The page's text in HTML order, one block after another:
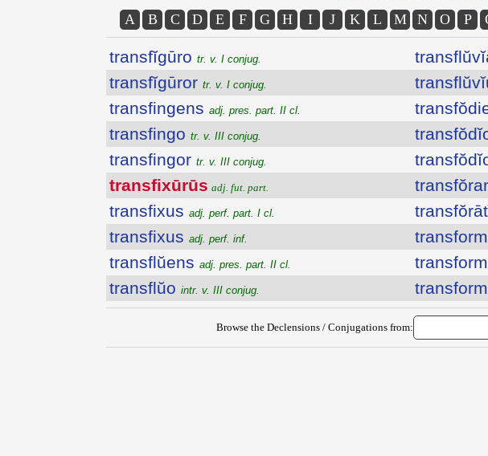
A B C D E F G H I J K L M N O P
transfĭgūro tr. v. I conjug.
transfĭgūror tr. v. I conjug.
transfingens adj. pres. part. II cl.
transfingo tr. v. III conjug.
transfingor tr. v. III conjug.
transfixūrūs adj. fut. part.
transfixus adj. perf. part. I cl.
transfixus adj. perf. inf.
transflŭens adj. pres. part. II cl.
transflŭo intr. v. III conjug.
Browse the Declensions / Conjugations from: